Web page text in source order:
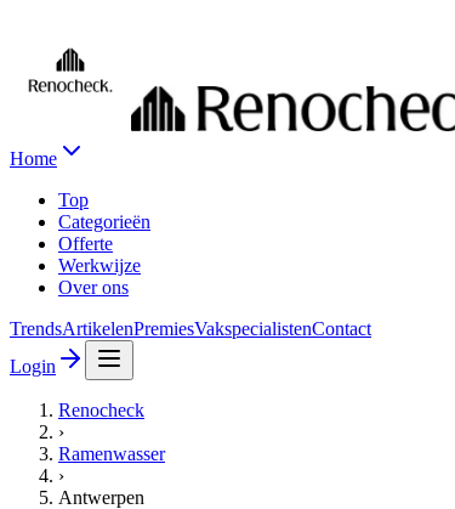
Home
Top
Categorieën
Offerte
Werkwijze
Over ons
TrendsArtikelenPremiesVakspecialistenContact
Login
Renocheck
›
Ramenwasser
›
Antwerpen